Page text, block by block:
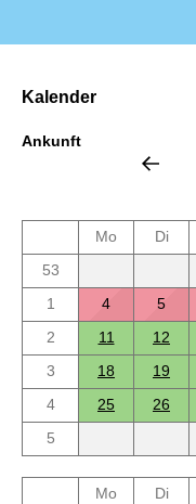
Kalender
Ankunft
Mo
Di
53
1
4 5
2
11 12
3
18 19
4
25 26
5
Mo
Di